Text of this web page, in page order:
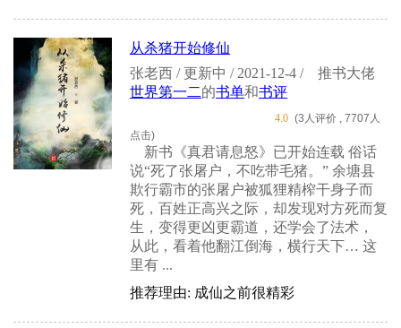
从杀猪开始修仙
张老西 / 更新中 / 2021-12-4 /
推书大佬
世界第一二的书单和书评
4.0 (3人评价 , 7707人
点击)
新书《真君请息怒》已开始连载 俗话
说“死了张屠户，不吃带毛猪。” 余塘县
欺行霸市的张屠户被狐狸精榨干身子而
死，百姓正高兴之际，却发现对方死而复
生，变得更凶更霸道，还学会了法术，
从此，看着他翻江倒海，横行天下… 这
里有 ...
推荐理由: 成仙之前很精彩